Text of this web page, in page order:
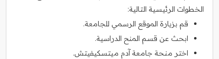
الخطوات الرئيسية التالية:
قم بزيارة الموقع الرسمي للجامعة.
ابحث عن قسم المنح الدراسية.
اختر منحة جامعة آدم ميتسكيفيتش.